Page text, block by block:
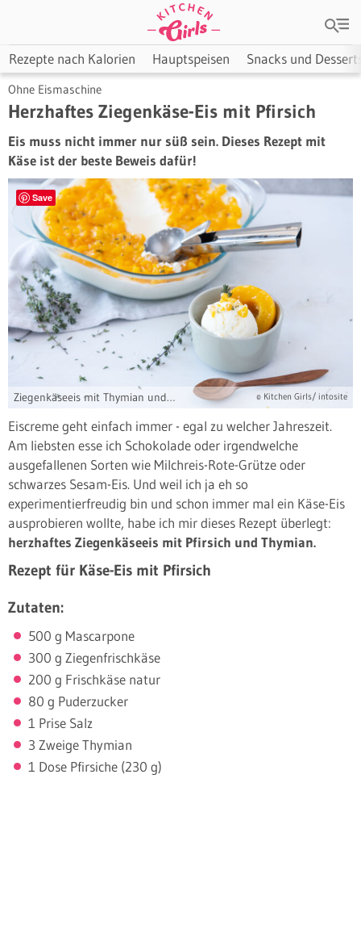
Rezepte nach Kalorien Hauptspeisen Snacks und
Ohne Eismaschine
Herzhaftes Ziegenkäse-Eis mit Pfirsich
Eis muss nicht immer nur süß sein. Dieses Rezept mit
Käse ist der beste Beweis dafür!
Save
Ziegenkäseeis mit Thymian und Pfirsich © Kitchen Girls/ intosite
Eiscreme geht einfach immer - egal zu welcher Jahreszeit.
Am liebsten esse ich Schokolade oder irgendwelche
ausgefallenen Sorten wie Milchreis-Rote-Grütze oder
schwarzes Sesam-Eis. Und weil ich ja eh so
experimentierfreudig bin und schon immer mal ein Käse-Eis
ausprobieren wollte, habe ich mir dieses Rezept überlegt:
herzhaftes Ziegenkäseeis mit Pfirsich und Thymian.
Rezept für Käse-Eis mit Pfirsich
Zutaten:
500 g Mascarpone
300 g Ziegenfrischkäse
200 g Frischkäse natur
80 g Puderzucker
1 Prise Salz
3 Zweige Thymian
1 Dose Pfirsiche (230 g)